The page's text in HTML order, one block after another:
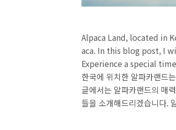
Alpaca Land, located in
aca. In this blog post, I
Experience a special
한국에 위치한 알파카랜드
글에서는 알파카랜드의 매
들을 소개해드리겠습니다.